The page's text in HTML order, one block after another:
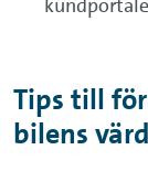
Tips till
bilens